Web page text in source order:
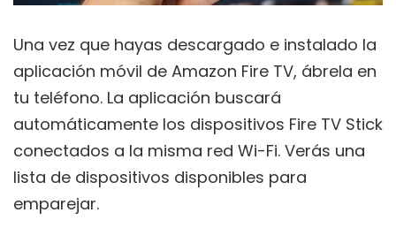
Una vez que hayas descargado e instalado la
aplicación móvil de Amazon Fire TV, ábrela en
tu teléfono. La aplicación buscará
automáticamente los dispositivos Fire TV Stick
conectados a la misma red Wi-Fi. Verás una
lista de dispositivos disponibles para
emparejar.